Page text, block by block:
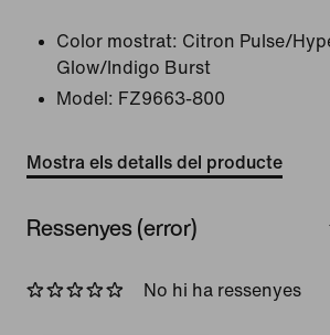
Color mostrat: Citron Pulse/
Glow/Indigo Burst
Model: FZ9663-800
Mostra els detalls del producte
Ressenyes (error)
No hi ha ressenyes